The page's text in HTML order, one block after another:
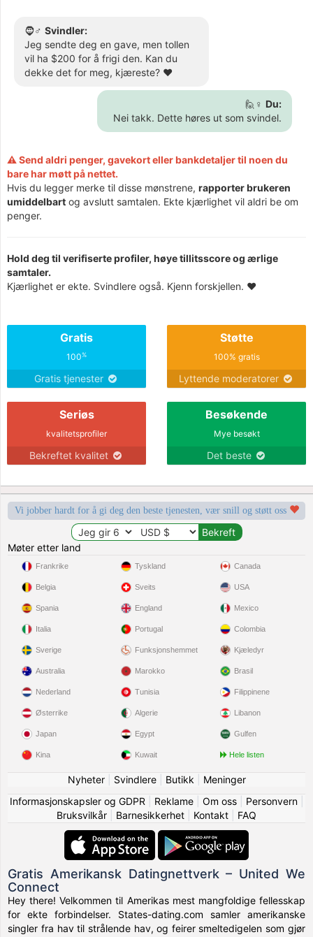
🧔♂️ Svindler:
Jeg sendte deg en gave, men tollen
vil ha $200 for å frigi den. Kan du
dekke det for meg, kjæreste? ❤️
🙋♀️ Du:
Nei takk. Dette høres ut som svindel.
⚠️ Send aldri penger, gavekort eller bankdetaljer til noen du
bare har møtt på nettet.
Hvis du legger merke til disse mønstrene, rapporter brukeren
umiddelbart og avslutt samtalen. Ekte kjærlighet vil aldri be om
penger.
Hold deg til verifiserte profiler, høye tillitsscore og ærlige
samtaler.
Kjærlighet er ekte. Svindlere også. Kjenn forskjellen. ❤️
Gratis
100%
Gratis tjenester
Støtte
100% gratis
Lyttende moderatorer
Seriøs
kvalitetsprofiler
Bekreftet kvalitet
Besøkende
Mye besøkt
Det beste
Vi jobber hardt for å gi deg den beste tjenesten, vær snill og støtt oss
Møter etter land
Frankrike
Belgia
Spania
Italia
Sverige
Tyskland
Sveits
England
Portugal
Funksjonshemmet
Canada
USA
Mexico
Colombia
Kjæledyr
Australia
Nederland
Østerrike
Japan
Kina
Marokko
Tunisia
Algerie
Egypt
Kuwait
Brasil
Filippinene
Libanon
Gulfen
Hele listen
Nyheter| Svindlere| Butikk
Meninger
Informasjonskapsler og GDPR
Reklame| Om oss| Personvern|
Bruksvilkår
Barnesikkerhet Kontakt FAQ
Gratis Amerikansk Datingnettverk – United We
Connect
Hey there! Velkommen til Amerikas mest mangfoldige fellesskap
for ekte forbindelser. States-dating.com samler amerikanske
singler fra hav til strålende hav, og feirer smeltedigelen som gjør